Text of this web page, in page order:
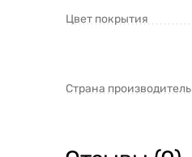
Цвет покрытия
Страна производитель